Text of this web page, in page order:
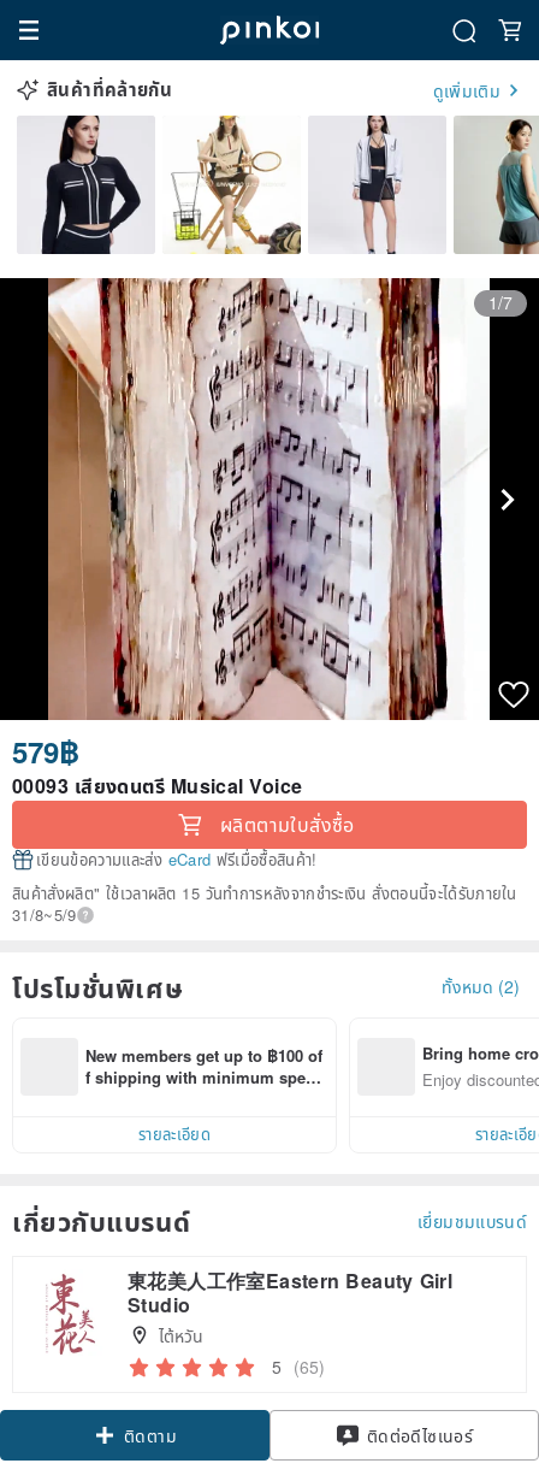
สินค้าที่คล้ายกัน ดูเพิ่มเติม
1/7
579฿
00093 เสียงดนตรี Musical Voice
ผลิตตามใบสั่งซื้อ
เขียนข้อความและส่ง eCard ฟรีเมื่อซื้อสินค้า!
สินค้าสั่งผลิต" ใช้เวลาผลิต 15 วันทำการหลังจากชำระเงิน สั่งตอนนี้จะได้รับภายใน
31/8~5/9
โปรโมชั่นพิเศษ ทั้งหมด (2)
New members get up to ฿100 of
f shipping with minimum spen
รายละเอียด
Bring home
n with ease
Enjoy
รายละเอี
เกี่ยวกับแบรนด์ เยี่ยมชมแบรนด์
東花美人工作室Eastern Beauty Girl
Studio
ไต้หวัน
5 (65)
ติดตาม ติดต่อดีไซเนอร์